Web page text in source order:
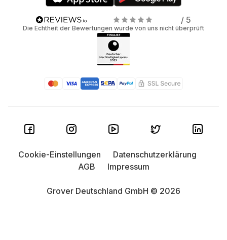
/ 5
Die Echtheit der Bewertungen wurde von uns nicht überprüft
Grover Deutschland GmbH © 2026
Cookie-Einstellungen
Datenschutzerklärung
AGB
Impressum